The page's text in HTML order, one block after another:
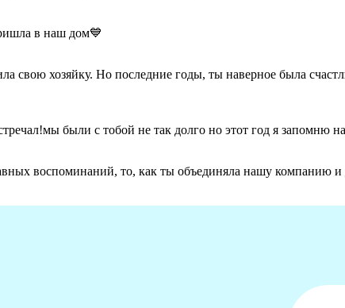
в наш дом💙
свою хозяйку. Но последние годы, ты наверное была
были с тобой не так долго но этот год я запомню
воспоминаний, то, как ты объединяла нашу компанию